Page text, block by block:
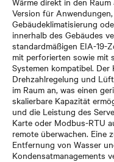
Version für
Gebäudeklimatisierung
innerhalb des Gebäudes
standardmäßigen EIA-19-
mit perforierten sowie mit
Systemen kompatibel.
Drehzahlregelung und
im Raum an, was einen
skalierbare Kapazität
und die Leistung des
Karte oder Modbus-RTU
remote überwachen. Eine
Entfernung von Wasser
Kondensatmanagements